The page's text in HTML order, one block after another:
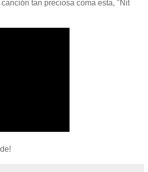
tan preciosa coma esta, "Nit